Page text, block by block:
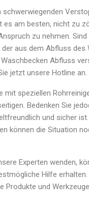
schwerwiegenden
am besten, nicht zu
zu nehmen.
der aus dem Abfluss des
Abfluss
jetzt unsere Hotline an.
mit speziellen
Bedenken Sie
und sicher
können die Situation
Experten wenden,
Hilfe
Produkte und